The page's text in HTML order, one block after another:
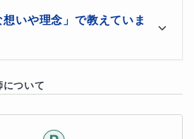
な概念を理解することが得意で
で主要５教科のつながりも
理的思考力・問題解決力向上
学習法」で効率的レベルアップ
得意。どこよりも詳しく解説
験がありますので、どうぞ遠慮な
さい。
教師で成績ダウン…
、結果が出ない…
っと克服できない…
勉強が進まない…
します。
が
かった〜！」
くれました。
います。
いや理念」で教えていま
能力を上手く伸ばせないことにジ
ついて